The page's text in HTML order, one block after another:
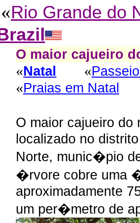
Rio Grande do
O maior cajueiro
«Natal «
«Praias em Natal
O maior cajueiro
localizado no
Norte, munic�pio
�rvore cobre uma
aproximadamente
um per�metro de